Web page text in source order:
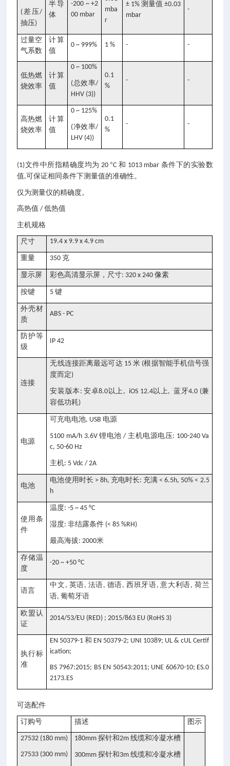
( 差压/
抽压)
半导
体
-200 ~ +2
00 mbar
mba
r
± 1%测量值 ±0.03
mbar
-
过量空
气系数
计算
值
0 ~ 999% 1 % - -
低热燃
烧效率
计算
值
0 ~ 100%
(总效率/
HHV (3))
0.1
%
- -
高热燃
烧效率
计算
值
0 ~ 125%
(净效率/
LHV (4))
0.1
%
- -
(1)文件中所指精确度均为 20°C 和 1013 mbar 条件下的实验数
值,可保证相同条件下测量值的准确性。
仅为测量仪的精确度。
高热值 /低热值
主机规格
尺寸 19.4 x 9.9 x 4.9 cm
重量 350 克
显示屏 彩色高清显示屏，尺寸: 320 x 240像素
按键 5键
外壳材
质
ABS - PC
防护等
级
IP 42
连接
无线连接距离最远可达 15米 (根据智能手机信号强
度而定)
安装版本 :安卓8.0 以上 , iOS 12.4以上,蓝牙4.0 (兼
容低功耗)
电源
可充电电池, USB 电源
5100 mA/h 3.6V锂电池 / 主机电源电压: 100-240 Va
c, 50-60 Hz
主机: 5 Vdc / 2A
电池
电池使用时长 > 8h, 充电时长: 充满 < 6.5h, 50% < 2.5
h
使用条
件
温度: -5 ~ 45 °C
湿度:非结露条件 (< 85 %RH)
最高海拔: 2000米
存储温
度
-20 ~ +50 °C
语言
中文 , 英语, 法语, 德语, 西班牙语,意大利语, 荷兰
语,葡萄牙语
欧盟认
证
2014/53/EU (RED) ; 2015/863 EU (RoHS 3)
执行标
准
EN 50379-1和 EN 50379-2; UNI 10389; UL & cUL Certif
ication;
BS 7967:2015; BS EN 50543:2011; UNE 60670-10; ES.0
2173.ES
可选配件
订购号 描述 图示
27532 (180 mm)
27533 (300 mm)
180mm探针和2m线缆和冷凝水槽
300mm探针和 3m线缆和冷凝水槽